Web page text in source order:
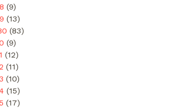
(9)
(13)
(83)
(9)
(12)
(11)
(10)
(15)
(17)